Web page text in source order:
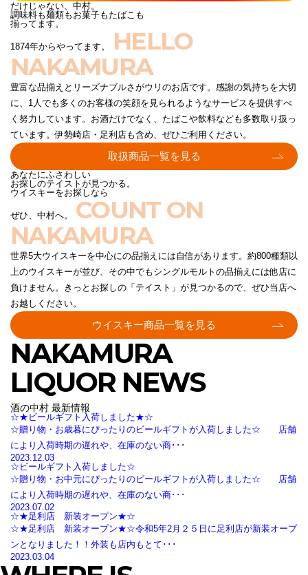
だけじゃない、中村。
調味料も麺類もお菓子もたばこも
揃ってます。
1874年からやってます。
HELLO
NAKAMURA
豊富な品揃えとリーズナブルさがウリのお店です。感謝の気持ちを大切
に、1人でも多くのお客様の笑顔を見られるようなサービスを提供すべ
く努力しています。お酒だけでなく、たばこや飲料なども多数取り扱っ
ています。伊勢崎店・足利店も含め、ぜひご利用ください。
取扱商品一覧を見る
あなたにふさわしい
お探しのテイストが見つかる。
ウイスキーをお探しなら
ぜひ、中村へ。 COUNT ON
NAKAMURA
世界5大ウイスキーを中心にの品揃えには自信があります。約800種類以
上のウイスキーが並び、その中でもシングルモルトの品揃えには他店に
負けません。きっとお探しの「テイスト」が見つかるので、ぜひ当店へ
お越しください。
ウイスキー商品一覧を見る
NAKAMURA
LIQUOR NEWS
酒の中村 最新情報
☆★ビールギフト入荷しました★☆
☆贈り物・お歳暮にぴったりのビールギフトが入荷しました☆ 店舗
により入荷時期の遅れや、在庫のない商･･･
2023.12.03
☆ビールギフト入荷しました☆
☆贈り物・お中元にぴったりのビールギフトが入荷しました☆ 店舗
により入荷時期の遅れや、在庫のない商･･･
2023.07.02
☆★足利店 新装オープン★☆
☆★足利店 新装オープン★☆令和5年2月２５日に足利店が新装オープ
ンとなりました！！外装も店内もとて･･･
2023.03.04